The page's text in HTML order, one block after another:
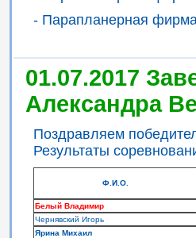
- Парапланерная
01.07.2017
Александра
Поздравляем
Результаты
Ф.И.О.
Белый Владимир
Чернявский Игорь
Ярина Михаил